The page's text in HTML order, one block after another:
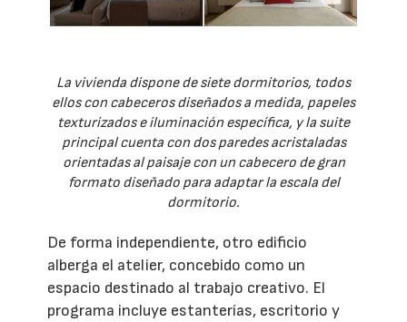
La vivienda dispone de siete dormitorios, todos
ellos con cabeceros diseñados a medida, papeles
texturizados e iluminación específica, y la suite
principal cuenta con dos paredes acristaladas
orientadas al paisaje con un cabecero de gran
formato diseñado para adaptar la escala del
dormitorio.
De forma independiente, otro edificio
alberga el atelier, concebido como un
espacio destinado al trabajo creativo. El
programa incluye estanterías, escritorio y